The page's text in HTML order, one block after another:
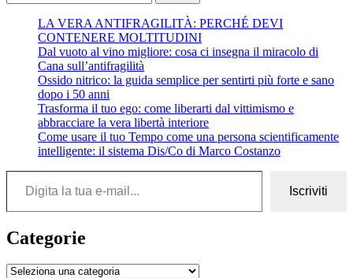
milione
di
dollari”
di
Brian
Tracy
LA VERA ANTIFRAGILITÀ: PERCHÉ DEVI
CONTENERE MOLTITUDINI
Dal vuoto al vino migliore: cosa ci insegna il miracolo di
Cana sull’antifragilità
Ossido nitrico: la guida semplice per sentirti più forte e sano
dopo i 50 anni
Trasforma il tuo ego: come liberarti dal vittimismo e
abbracciare la vera libertà interiore
Come usare il tuo Tempo come una persona scientificamente
intelligente: il sistema Dis/Co di Marco Costanzo
Digita la tua e-mail...
Iscriviti
Categorie
Categorie